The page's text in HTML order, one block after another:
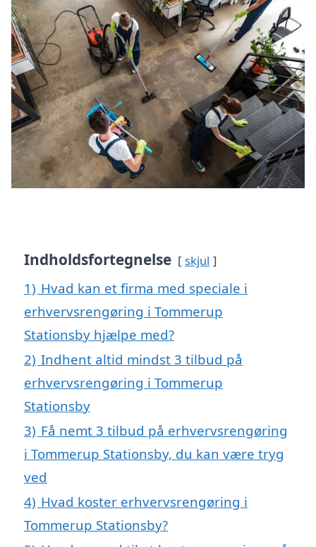
Indholdsfortegnelse skjul
1) Hvad kan et firma med speciale i
erhvervsrengøring i Tommerup
Stationsby hjælpe med?
2) Indhent altid mindst 3 tilbud på
erhvervsrengøring i Tommerup
Stationsby
3) Få nemt 3 tilbud på erhvervsrengøring
i Tommerup Stationsby, du kan være tryg
ved
4) Hvad koster erhvervsrengøring i
Tommerup Stationsby?